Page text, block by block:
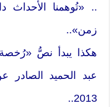
.. «تُوهمنا الأحداث
زمن»..
هكذا يبدأ نصُّ «رُخصة
عبد الحميد
2013..